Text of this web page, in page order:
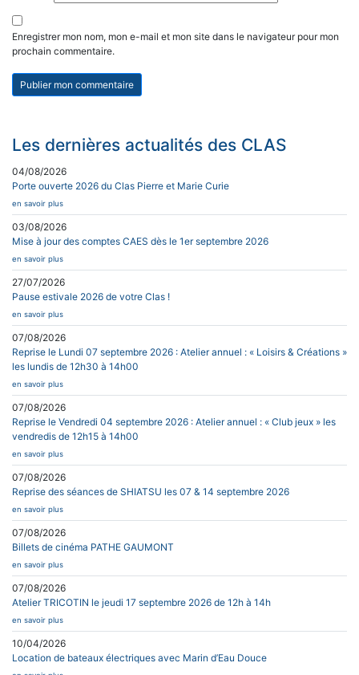
Enregistrer mon nom, mon e-mail et mon site dans le navigateur pour mon
prochain commentaire.
Les dernières actualités des CLAS
04/08/2026
Porte ouverte 2026 du Clas Pierre et Marie Curie
en savoir plus
03/08/2026
Mise à jour des comptes CAES dès le 1er septembre 2026
en savoir plus
27/07/2026
Pause estivale 2026 de votre Clas !
en savoir plus
07/08/2026
Reprise le Lundi 07 septembre 2026 : Atelier annuel : « Loisirs & Créations »
les lundis de 12h30 à 14h00
en savoir plus
07/08/2026
Reprise le Vendredi 04 septembre 2026 : Atelier annuel : « Club jeux » les
vendredis de 12h15 à 14h00
en savoir plus
07/08/2026
Reprise des séances de SHIATSU les 07 & 14 septembre 2026
en savoir plus
07/08/2026
Billets de cinéma PATHE GAUMONT
en savoir plus
07/08/2026
Atelier TRICOTIN le jeudi 17 septembre 2026 de 12h à 14h
en savoir plus
10/04/2026
Location de bateaux électriques avec Marin d’Eau Douce